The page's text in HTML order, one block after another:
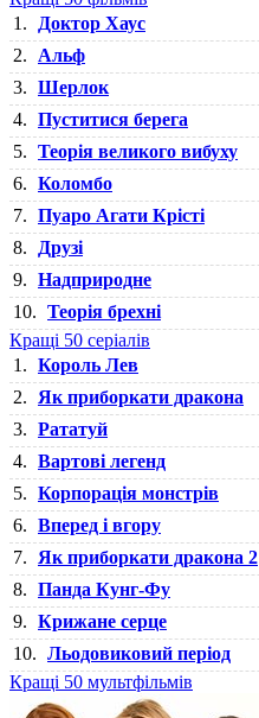
1.
Доктор Хаус
2.
Альф
3. Шерлок
4. Пуститися берега
5. Теорія великого вибуху
6. Коломбо
7. Пуаро Агати Крісті
8.
Друзі
9. Надприродне
10. Теорія брехні
Кращі 50 серіалів
1. Король Лев
2.
Як приборкати дракона
3. Рататуй
4. Вартові легенд
5. Корпорація монстрів
6. Вперед і вгору
7.
Як приборкати дракона 2
8. Панда Кунг-Фу
9. Крижане серце
10. Льодовиковий період
Кращі 50 мультфільмів